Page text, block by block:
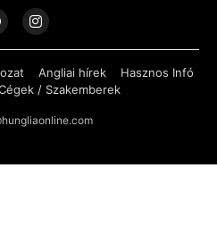
Angliai hírek
Hasznos Infó
/ Szakemberek